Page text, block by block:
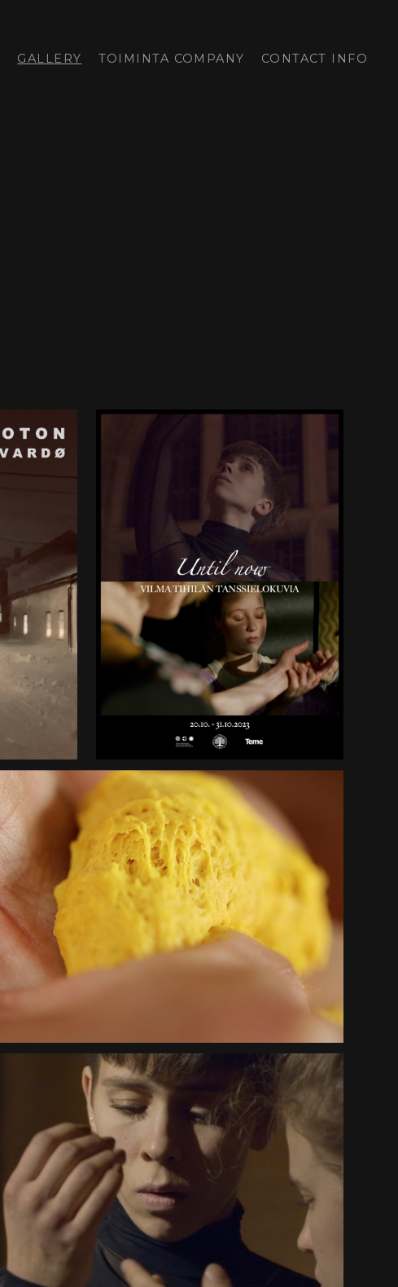
GALLERY TOIMINTA COMPANY CONTACT INFO